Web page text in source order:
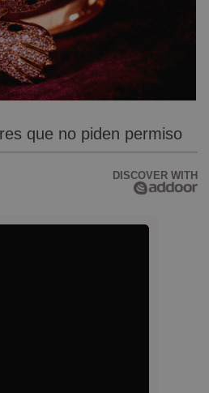
que no piden permiso
DISCOVER WITH